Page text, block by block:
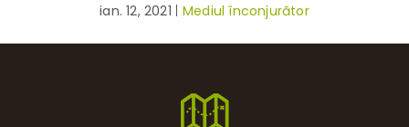
ian. 12, 2021
Mediul înconjurător